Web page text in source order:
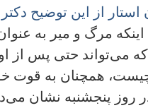
از این توضیح دکتر
اینکه مرگ و میر به
می‌تواند حتی پس از
همچنان به قوت
پنجشنبه نشان می‌دهد